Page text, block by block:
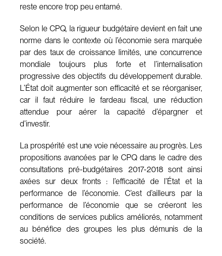
reste encore trop peu entamé.
Selon le CPQ, la rigueur budgétaire devient en fait une
norme dans le contexte où l’économie sera marquée
par des taux de croissance limités, une concurrence
mondiale toujours plus forte et l’internalisation
progressive des objectifs du développement durable.
L’État doit augmenter son efficacité et se réorganiser,
car il faut réduire le fardeau fiscal, une réduction
attendue pour aérer la capacité d’épargner et
d’investir.
La prospérité est une voie nécessaire au progrès. Les
propositions avancées par le CPQ dans le cadre des
consultations pré-budgétaires 2017-2018 sont ainsi
axées sur deux fronts : l’efficacité de l’État et la
performance de l’économie. C’est d’ailleurs par la
performance de l’économie que se créeront les
conditions de services publics améliorés, notamment
au bénéfice des groupes les plus démunis de la
société.